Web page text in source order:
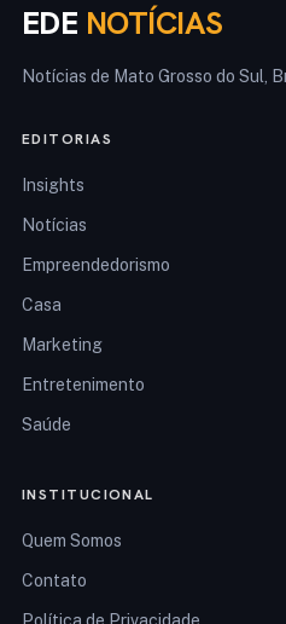
EDE NOTÍCIAS
Notícias de Mato Grosso do Sul,
EDITORIAS
Insights
Notícias
Empreendedorismo
Casa
Marketing
Entretenimento
Saúde
INSTITUCIONAL
Quem Somos
Contato
Política de Privacidade